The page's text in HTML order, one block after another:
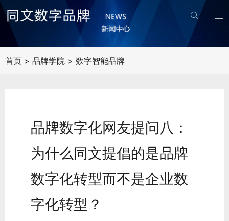


首页 > 品牌学院 > 数字智能品牌
品牌数字化网友提问八：
为什么同文提倡的是品牌
数字化转型而不是企业数
字化转型？